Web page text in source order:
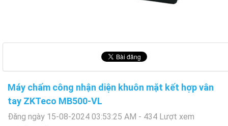
Máy chấm công nhận diện khuôn mặt kết hợp vân
tay ZKTeco MB500-VL
Đăng ngày 15-08-2024 03:53:25 AM - 434 Lượt xem